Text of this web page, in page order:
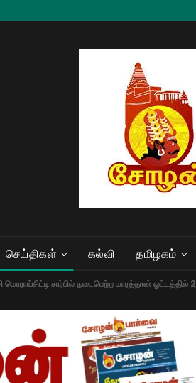
செய்திகள் கல்வி தமிழகம்
மொராய்சிட்டி சார்பில் நடைபெற்ற மாரத்தான்